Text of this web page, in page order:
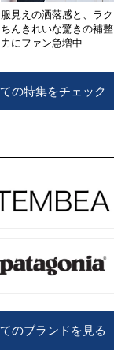
服見えの洒落感と、ラク
ちんきれいな驚きの補整
力にファン急増中
の特集をチェック
のブランドを見る